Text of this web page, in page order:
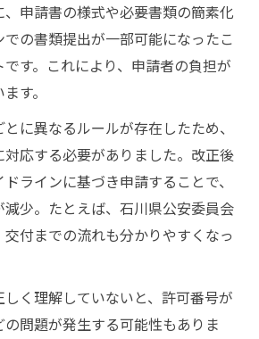
申請書の様式や必要書類の簡素化
の書類提出が一部可能になったこ
す。これにより、申請者の負担が
す。
に異なるルールが存在したため、
応する必要がありました。改正後
ラインに基づき申請することで、
少。たとえば、石川県公安委員会
付までの流れも分かりやすくなっ
く理解していないと、許可番号が
の問題が発生する可能性もありま